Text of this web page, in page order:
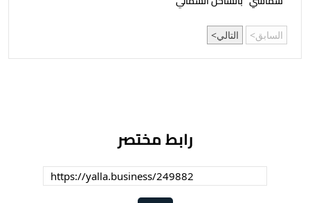
السابق التالي
رابط مختصر